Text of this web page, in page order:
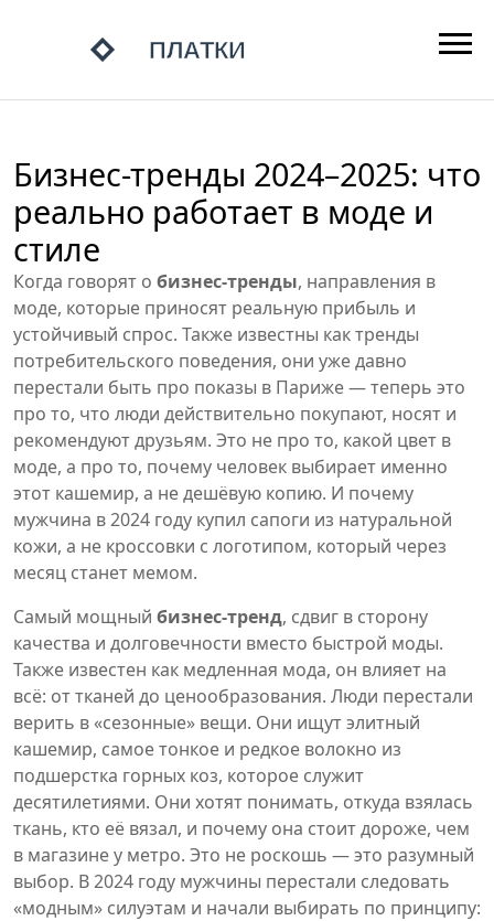
Бизнес-тренды 2024–2025: что
реально работает в моде и
стиле
Когда говорят о бизнес-тренды, направления в
моде, которые приносят реальную прибыль и
устойчивый спрос. Также известны кактренды
потребительского поведения, они уже давно
перестали быть про показы в Париже — теперь это
про то, что люди действительно покупают, носят и
рекомендуют друзьям. Это не про то, какой цвет в
моде, а про то, почему человек выбирает именно
этот кашемир, а не дешёвую копию. И почему
мужчина в 2024 году купил сапоги из натуральной
кожи, а не кроссовки с логотипом, который через
месяц станет мемом.
Самый мощный бизнес-тренд, сдвиг в сторону
качества и долговечности вместо быстрой моды.
Также известен как медленная мода, он влияет на
всё: от тканей до ценообразования. Люди перестали
верить в «сезонные» вещи. Они ищутэлитный
кашемир, самое тонкое и редкое волокно из
подшерстка горных коз, которое служит
десятилетиями. Они хотят понимать, откуда взялась
ткань, кто её вязал, и почему она стоит дороже, чем
в магазине у метро. Это не роскошь — это разумный
выбор. В 2024 году мужчины перестали следовать
«модным» силуэтам и начали выбирать по принципу: